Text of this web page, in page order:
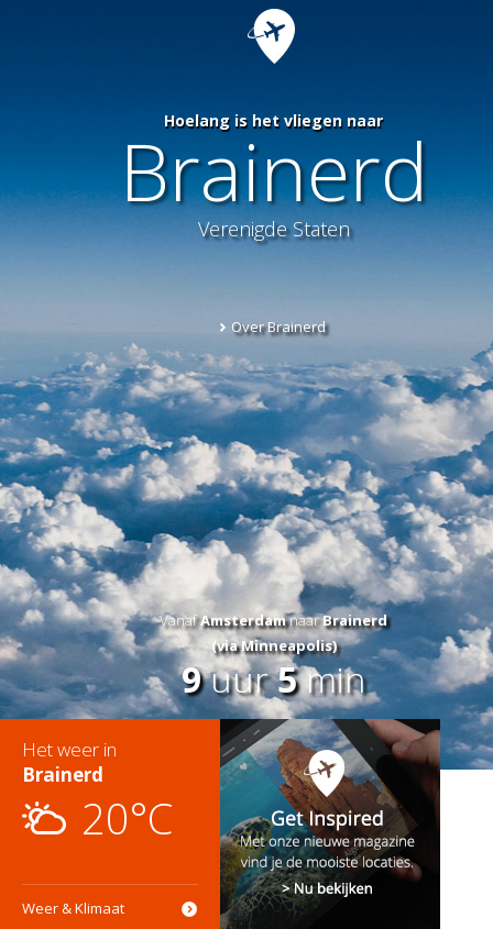
Hoelang is het vliegen naar
Brainerd
Verenigde Staten
Over Brainerd
VanafAmsterdamnaarBrainerd
(via Minneapolis)
9uur5min
Het weer in
Brainerd
20°C
Weer & Klimaat